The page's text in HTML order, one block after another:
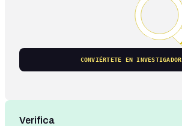
CONVIÉRTETE EN INVESTIGADOR
Verifica